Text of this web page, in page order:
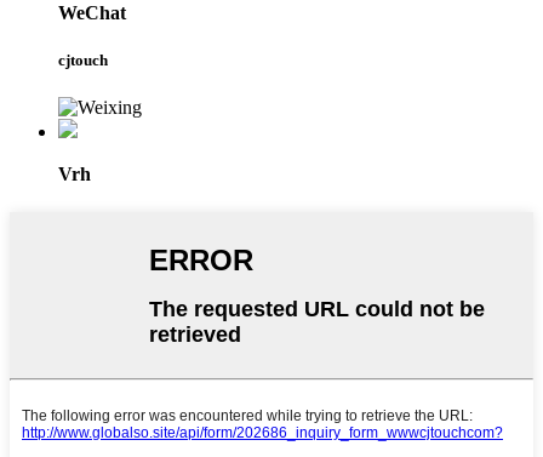
WeChat
cjtouch
Vrh